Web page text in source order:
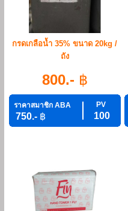
กรดเกลือน้ำ 35% ขนาด 20kg /
ถัง
800.- ฿
ราคาสมาชิก ABA PV
750.- ฿ 100